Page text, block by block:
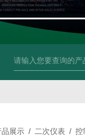
品展示 / 二次仪表 / 控